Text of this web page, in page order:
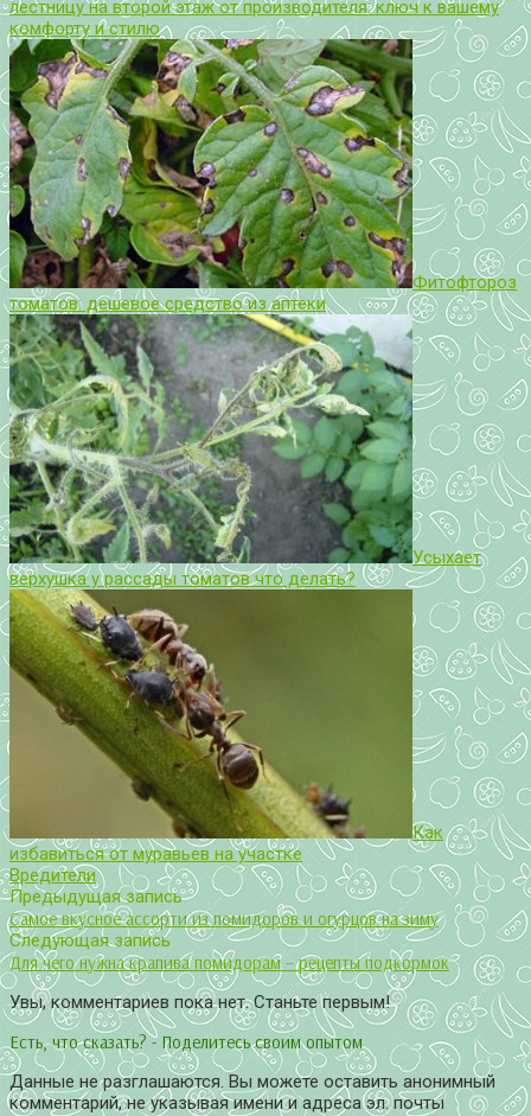
лестницу на второй этаж от производителя: ключ к вашему
комфорту и стилю
Фитофтороз
томатов: дешевое средство из аптеки
Усыхает
верхушка у рассады томатов что делать?
Как
избавиться от муравьев на участке
Вредители
Предыдущая запись
Самое вкусное ассорти из помидоров и огурцов на зиму
Следующая запись
Для чего нужна крапива помидорам – рецепты подкормок
Увы, комментариев пока нет. Станьте первым!
Есть, что сказать? - Поделитесь своим опытом
Данные не разглашаются. Вы можете оставить анонимный
комментарий, не указывая имени и адреса эл. почты